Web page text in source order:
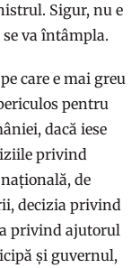
Sigur, nu e
va întâmpla.
care e mai greu
pentru
dacă iese
privind
de
decizia privind
privind ajutorul
și guvernul,